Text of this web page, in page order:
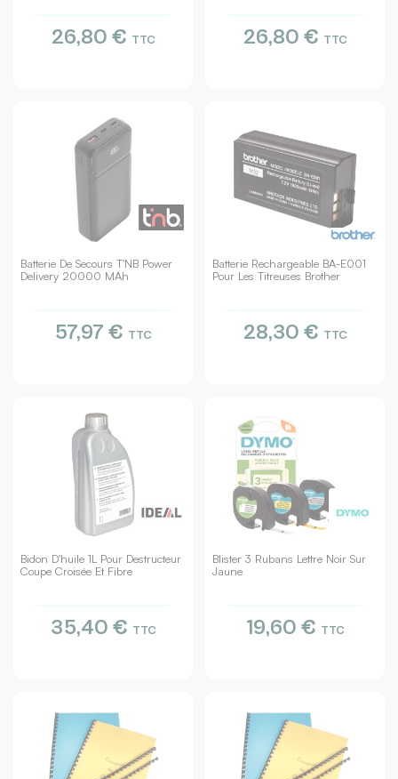
26,80 € TTC 26,80 € TTC
Batterie De Secours T'NB Power
Delivery 20000 MAh
57,97 € TTC
Batterie Rechargeable BA-E001
Pour Les Titreuses Brother
28,30 € TTC
Bidon D'huile 1L Pour Destructeur
Coupe Croisée Et Fibre
35,40 € TTC
Blister 3 Rubans Lettre Noir Sur
Jaune
19,60 € TTC